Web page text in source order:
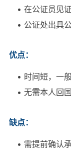
• 在公证员见
• 公证处出具
优点：
• 时间短，一
• 无需本人回
缺点：
• 需提前确认